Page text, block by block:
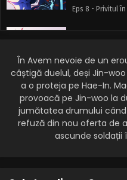
Eps 8 - Privitul
Eps 7 - Al 10-lea
Solo Leveling
de sus la
Eps 6 - Nu te
Solo Leveling
În Avem nevoie de un
câștigă duelul, deși Jin-
a o proteja pe Hae-In.
provoacă pe Jin-woo la
jumătatea drumului
refuză din nou oferta de
ascunde soldații